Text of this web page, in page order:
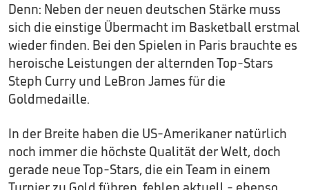
Denn: Neben der neuen deutschen Stärke muss
sich die einstige Übermacht im Basketball erstmal
wieder finden. Bei den Spielen in Paris brauchte es
heroische Leistungen der alternden Top-Stars
Steph Curry und LeBron James für die
Goldmedaille.
In der Breite haben die US-Amerikaner natürlich
noch immer die höchste Qualität der Welt, doch
gerade neue Top-Stars, die ein Team in einem